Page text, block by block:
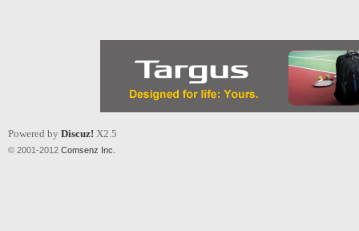
Powered by Discuz! X2.5
© 2001-2012 Comsenz Inc.